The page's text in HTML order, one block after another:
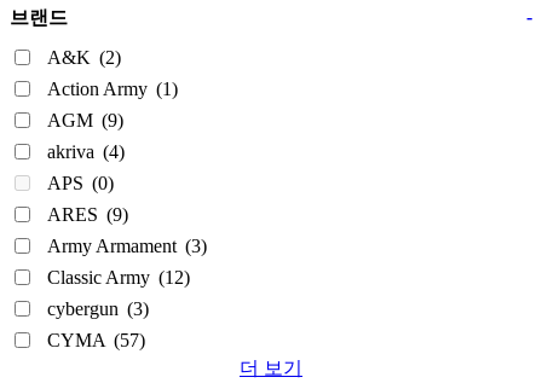
브랜드
-
A&K (2)
Action Army (1)
AGM (9)
akriva (4)
APS (0)
ARES (9)
Army Armament (3)
Classic Army (12)
cybergun (3)
CYMA (57)
더 보기